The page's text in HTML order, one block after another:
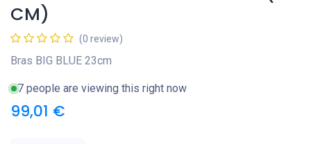
CM)
(0 review)
Bras BIG BLUE 23cm
7 people are viewing this right now
99,01 €